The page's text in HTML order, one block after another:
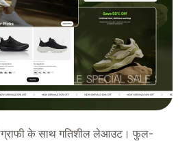
के साथ गतिशील लेआउट। फुल-